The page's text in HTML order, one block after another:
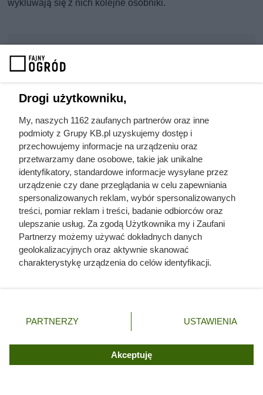
wykluwają się z nich kolejne osobniki.
Czytaj także:
zniszczyć przewód kominowy [LISTA]
Zamówił pięć ton pelletu w świetnej cenie. Gdy
zaczął palić, pojawił się poważny problem
Zamiast wydawać fortunę na drewno i
ekogroszek. Polacy robią opał z domowych
odpadów
Większość z nas robi to odwrotnie. Zrób ten jeden
krok, a szyba w kominku przestanie czernieć
Kupił piec na pellet w dobrej cenie. Dopiero
instalator pokazał prawdziwy koszt inwestycji
Drogi użytkowniku,
My, naszych 1162 zaufanych partnerów oraz inne
podmioty z Grupy KB.pl uzyskujemy dostęp i
przechowujemy informacje na urządzeniu oraz
przetwarzamy dane osobowe, takie jak unikalne
identyfikatory, standardowe informacje wysyłane przez
urządzenie czy dane przeglądania w celu zapewniania
spersonalizowanych reklam, wybór spersonalizowanych
treści, pomiar reklam i treści, badanie odbiorców oraz
ulepszanie usług. Za zgodą Użytkownika my i Zaufani
Partnerzy możemy używać dokładnych danych
geolokalizacyjnych oraz aktywnie skanować
charakterystykę urządzenia do celów identyfikacji.
zmienić/wycofać klikając przycisk ustawień prywatności
znajdujący się w lewym dolnym rogu strony. Niektóre
użytkownika, ale masz prawo sprzeciwić się takiemu
przetwarzaniu. Preferencje będą miały zastosowania tylko
PARTNERZY USTAWIENIA
Akceptuję